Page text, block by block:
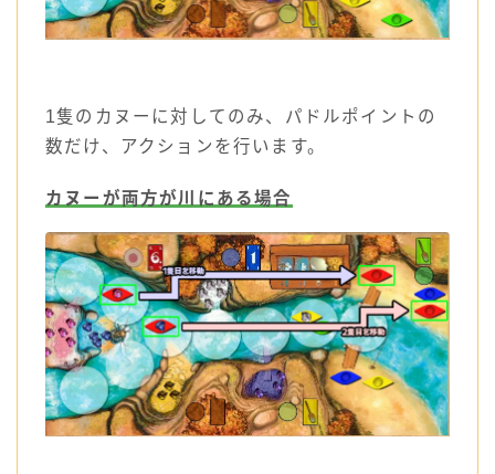
1隻のカヌーに対してのみ、パドルポイントの
数だけ、アクションを行います。
カヌーが両方が川にある場合